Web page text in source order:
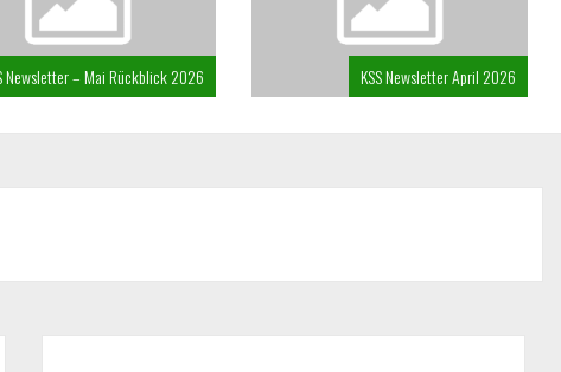
Newsletter – Mai Rückblick 2026 KSS Newsletter April 2026